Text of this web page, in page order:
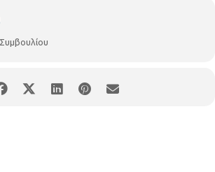
Βιβλίου "
Αυτοδιοίκηση"